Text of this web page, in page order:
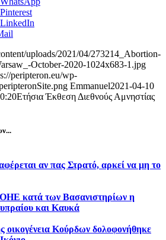
LinkedIn
uploads/2021/04/273214_Abortion-
October-2020-1024x683-1.jpg
peripteron.eu/wp-
Emmanuel2021-04-10
Ετήσια Έκθεση Διεθνούς Αμνηστίας
αν πας Στρατό, αρκεί να μη το
κατά των Βασανιστηρίων η
και Καυκά
οικογένεια Κούρδων δολοφονήθηκε